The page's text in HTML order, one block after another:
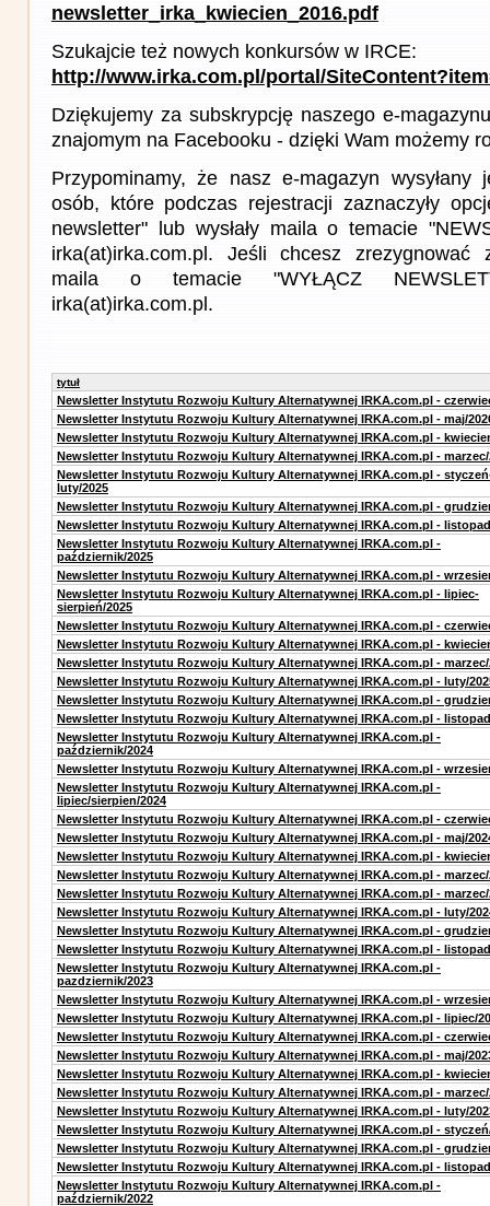
newsletter_irka_kwiecien_2016.pdf
Szukajcie też nowych konkursów w IRCE:
http://www.irka.com.pl/portal/
Dziękujemy za subskrypcję naszego e-
znajomym na Facebooku - dzięki Wam możemy
Przypominamy, że nasz e-magazyn
osób, które podczas rejestracji zaznaczyły
newsletter" lub wysłały maila o temacie
irka(at)irka.com.pl. Jeśli chcesz zrezygnować
maila o temacie "WYŁĄCZ
irka(at)irka.com.pl.
tytuł
Newsletter Instytutu Rozwoju Kultury Alternatywnej IRKA.com.pl -
Newsletter Instytutu Rozwoju Kultury Alternatywnej IRKA.com.pl - maj/
Newsletter Instytutu Rozwoju Kultury Alternatywnej IRKA.com.pl -
Newsletter Instytutu Rozwoju Kultury Alternatywnej IRKA.com.pl - marzec/
Newsletter Instytutu Rozwoju Kultury Alternatywnej IRKA.com.pl -
luty/2025
Newsletter Instytutu Rozwoju Kultury Alternatywnej IRKA.com.pl -
Newsletter Instytutu Rozwoju Kultury Alternatywnej IRKA.com.pl -
Newsletter Instytutu Rozwoju Kultury Alternatywnej IRKA.com.pl -
październik/2025
Newsletter Instytutu Rozwoju Kultury Alternatywnej IRKA.com.pl -
Newsletter Instytutu Rozwoju Kultury Alternatywnej IRKA.com.pl - lipiec-
sierpień/2025
Newsletter Instytutu Rozwoju Kultury Alternatywnej IRKA.com.pl -
Newsletter Instytutu Rozwoju Kultury Alternatywnej IRKA.com.pl -
Newsletter Instytutu Rozwoju Kultury Alternatywnej IRKA.com.pl - marzec/
Newsletter Instytutu Rozwoju Kultury Alternatywnej IRKA.com.pl - luty/
Newsletter Instytutu Rozwoju Kultury Alternatywnej IRKA.com.pl -
Newsletter Instytutu Rozwoju Kultury Alternatywnej IRKA.com.pl -
Newsletter Instytutu Rozwoju Kultury Alternatywnej IRKA.com.pl -
październik/2024
Newsletter Instytutu Rozwoju Kultury Alternatywnej IRKA.com.pl -
Newsletter Instytutu Rozwoju Kultury Alternatywnej IRKA.com.pl -
lipiec/sierpien/2024
Newsletter Instytutu Rozwoju Kultury Alternatywnej IRKA.com.pl -
Newsletter Instytutu Rozwoju Kultury Alternatywnej IRKA.com.pl - maj/
Newsletter Instytutu Rozwoju Kultury Alternatywnej IRKA.com.pl -
Newsletter Instytutu Rozwoju Kultury Alternatywnej IRKA.com.pl - marzec/
Newsletter Instytutu Rozwoju Kultury Alternatywnej IRKA.com.pl - marzec/
Newsletter Instytutu Rozwoju Kultury Alternatywnej IRKA.com.pl - luty/
Newsletter Instytutu Rozwoju Kultury Alternatywnej IRKA.com.pl -
Newsletter Instytutu Rozwoju Kultury Alternatywnej IRKA.com.pl -
Newsletter Instytutu Rozwoju Kultury Alternatywnej IRKA.com.pl -
pazdziernik/2023
Newsletter Instytutu Rozwoju Kultury Alternatywnej IRKA.com.pl -
Newsletter Instytutu Rozwoju Kultury Alternatywnej IRKA.com.pl - lipiec/
Newsletter Instytutu Rozwoju Kultury Alternatywnej IRKA.com.pl -
Newsletter Instytutu Rozwoju Kultury Alternatywnej IRKA.com.pl - maj/
Newsletter Instytutu Rozwoju Kultury Alternatywnej IRKA.com.pl -
Newsletter Instytutu Rozwoju Kultury Alternatywnej IRKA.com.pl - marzec/
Newsletter Instytutu Rozwoju Kultury Alternatywnej IRKA.com.pl - luty/
Newsletter Instytutu Rozwoju Kultury Alternatywnej IRKA.com.pl -
Newsletter Instytutu Rozwoju Kultury Alternatywnej IRKA.com.pl -
Newsletter Instytutu Rozwoju Kultury Alternatywnej IRKA.com.pl -
Newsletter Instytutu Rozwoju Kultury Alternatywnej IRKA.com.pl -
październik/2022